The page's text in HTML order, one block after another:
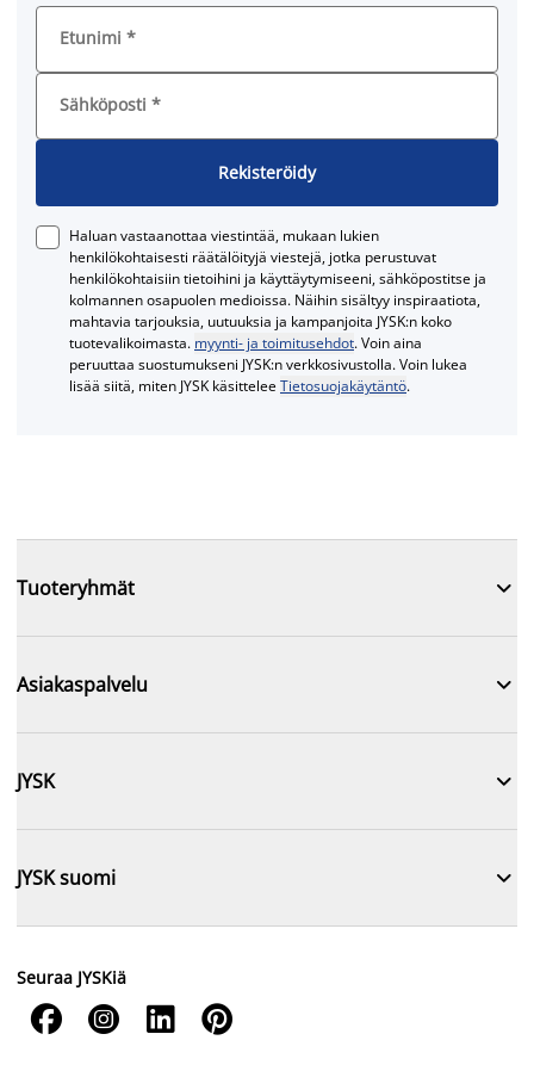
Etunimi *
Sähköposti *
Rekisteröidy
Haluan vastaanottaa viestintää, mukaan lukien
henkilökohtaisesti räätälöityjä viestejä, jotka perustuvat
henkilökohtaisiin tietoihini ja käyttäytymiseeni, sähköpostitse ja
kolmannen osapuolen medioissa. Näihin sisältyy inspiraatiota,
mahtavia tarjouksia, uutuuksia ja kampanjoita JYSK:n koko
tuotevalikoimasta. myynti- ja toimitusehdot. Voin aina
peruuttaa suostumukseni JYSK:n verkkosivustolla. Voin lukea
lisää siitä, miten JYSK käsitteleeTietosuojakäytäntö.
Tuoteryhmät 
Asiakaspalvelu 
JYSK 
JYSK suomi 
Seuraa JYSKiä
   